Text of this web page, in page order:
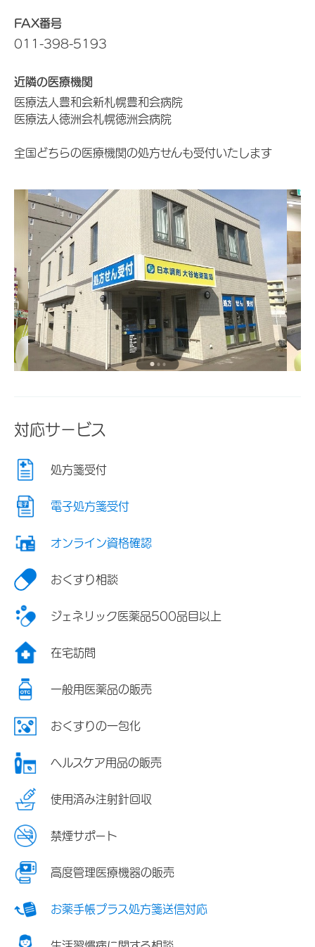
FAX番号
011-398-5193
近隣の医療機関
医療法人豊和会新札幌豊和会病院
医療法人徳洲会札幌徳洲会病院
全国どちらの医療機関の処方せんも受付いたします
対応サービス
処方箋受付
電子処方箋受付
オンライン資格確認
おくすり相談
ジェネリック医薬品500品目以上
在宅訪問
一般用医薬品の販売
おくすりの一包化
ヘルスケア用品の販売
使用済み注射針回収
禁煙サポート
高度管理医療機器の販売
お薬手帳プラス処方箋送信対応